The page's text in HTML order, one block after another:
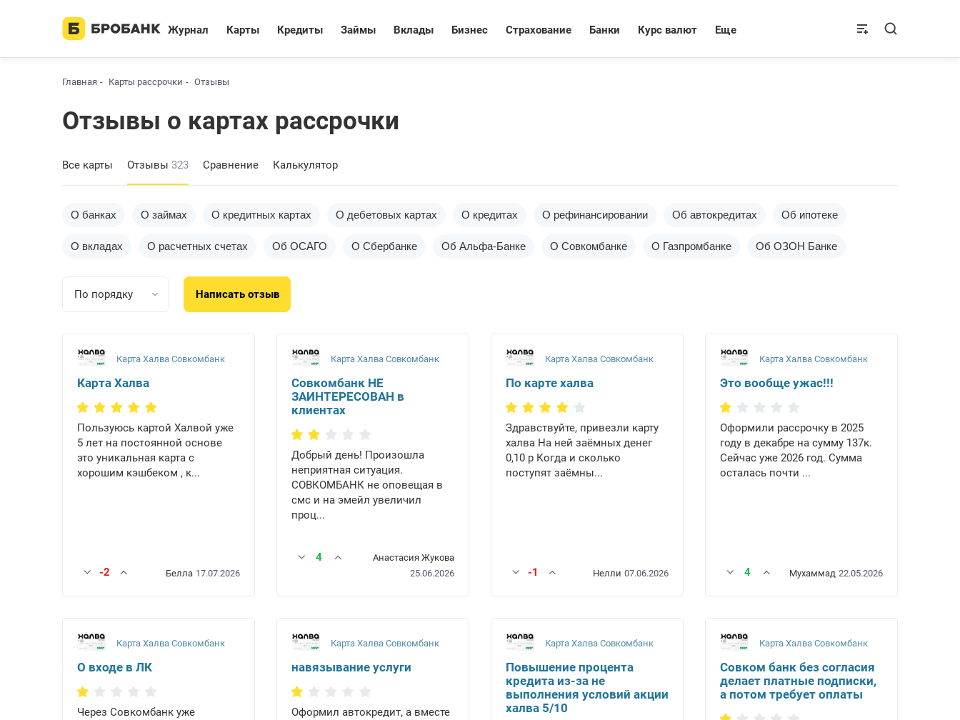
Журнал Карты Кредиты Займы Вклады Бизнес Страхование Банки Курс валют Еще
Главная Карты рассрочки Отзывы
Отзывы о картах рассрочки
Все карты Отзывы 323 Сравнение Калькулятор
О банках О займах О кредитных картах О дебетовых картах О кредитах О рефинансировании Об автокредитах Об ипотеке
О вкладах О расчетных счетах Об ОСАГО О Сбербанке Об Альфа-Банке О Совкомбанке О Газпромбанке Об ОЗОН Банке
По порядку Написать отзыв
Карта Халва Совкомбанк
Карта Халва
Пользуюсь картой Халвой уже
5 лет на постоянной основе
это уникальная карта с
хорошим кэшбеком , к...
-2 Белла 17.07.2026
Карта Халва Совкомбанк
Совкомбанк НЕ
ЗАИНТЕРЕСОВАН в
клиентах
Добрый день! Произошла
неприятная ситуация.
СОВКОМБАНК не оповещая в
смс и на эмейл увеличил
проц...
4
Анастасия Жукова
25.06.2026
Карта Халва Совкомбанк
По карте халва
Здравствуйте, привезли карту
халва На ней заёмных денег
0,10 р Когда и сколько
поступят заёмны...
-1 Нелли 07.06.2026
Карта Халва Совкомбанк
Это вообще ужас!!!
Оформили рассрочку в 2025
году в декабре на сумму 137к.
Сейчас уже 2026 год. Сумма
осталась почти ...
4 Мухаммад 22.05.2026
Карта Халва Совкомбанк
О входе в ЛК
Через Совкомбанк уже
Карта Халва Совкомбанк
навязывание услуги
Оформил автокредит, а вместе
Карта Халва Совкомбанк
Повышение процента
кредита из-за не
выполнения условий акции
халва 5/10
Карта Халва Совкомбанк
Совком банк без согласия
делает платные подписки,
а потом требует оплаты